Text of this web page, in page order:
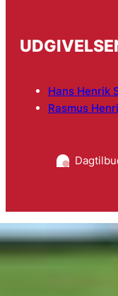
Hans Henrik
Rasmus